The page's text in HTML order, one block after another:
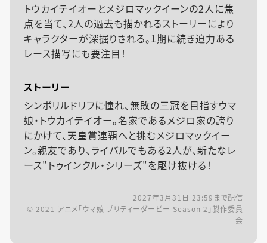
トウカイテイオーとメジロマックイーンの2人に焦
点を当て、2人の過去も描かれるストーリーにより
キャラクターが深掘りされる。1期に続き迫力ある
レース描写にも要注目！
ストーリー
シンボリルドリフに憧れ、無敗の三冠を目指すウマ
娘・トウカイテイオー。名家であるメジロ家の誇り
にかけて、天皇賞連覇へと挑むメジロマックイー
ン。親友であり、ライバルでもある2人が、新たなレ
ース"トゥインクル・シリーズ"を駆け抜ける！
2027年3月31日 23:59 まで配信
© 2021 アニメ「ウマ娘 プリティーダービー Season 2」製作委員
会